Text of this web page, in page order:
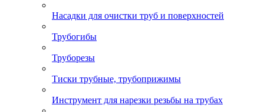
Насадки для очистки труб и поверхностей
Трубогибы
Труборезы
Тиски трубные, трубоприжимы
Инструмент для нарезки резьбы на трубах